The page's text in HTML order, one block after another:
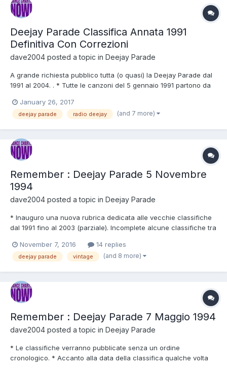
Deejay Parade Classifica Annata 1991
Definitiva Con Correzioni
dave2004 posted a topic in Deejay Parade
A grande richiesta pubblico tutta (o quasi) la Deejay Parade dal
1991 al 2004. . * Tutte le canzoni del 5 gennaio 1991 partono da
pervenute. * La classifica del 5 gennaio 1991 non avrà né nuova
entrata né canzone out perché le annate dal 19...
January 26, 2017
deejay parade radio deejay (and 7 more)
Remember : Deejay Parade 5 Novembre
1994
dave2004 posted a topic in Deejay Parade
* Inauguro una nuova rubrica dedicata alle vecchie classifiche
dal 1991 fino al 2003 (parziale). Incomplete alcune classifiche tra
completamente quelle del 2004. * Non viene seguito l'ordine
cronologico ma le classifiche verranno pubblica...
November 7, 2016 14 replies
deejay parade vintage (and 8 more)
Remember : Deejay Parade 7 Maggio 1994
dave2004 posted a topic in Deejay Parade
* Le classifiche verranno pubblicate senza un ordine
cronologico. * Accanto alla data della classifica qualche volta